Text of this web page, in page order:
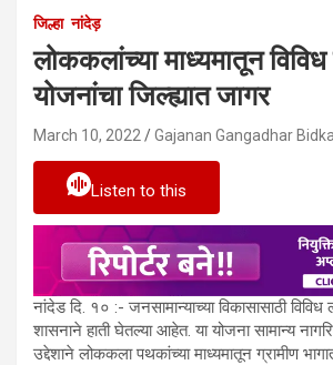
जिल्हा नांदेड़
लोककलांच्या माध्यमातून
योजनांचा जिल्ह्यात जागर
March 10, 2022 Gajanan Gangadhar
Listen to this
नांदेड दि. १० :- जनसामान्याच्या विकासासाठी
शासनाने हाती घेतल्या आहेत. या योजना सामान्य
उद्देशाने लोककला पथकांच्या माध्यमातून ग्रामीण